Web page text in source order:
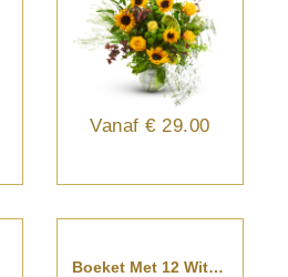
Vanaf € 29.00
Boeket Met 12 Witte Rozen